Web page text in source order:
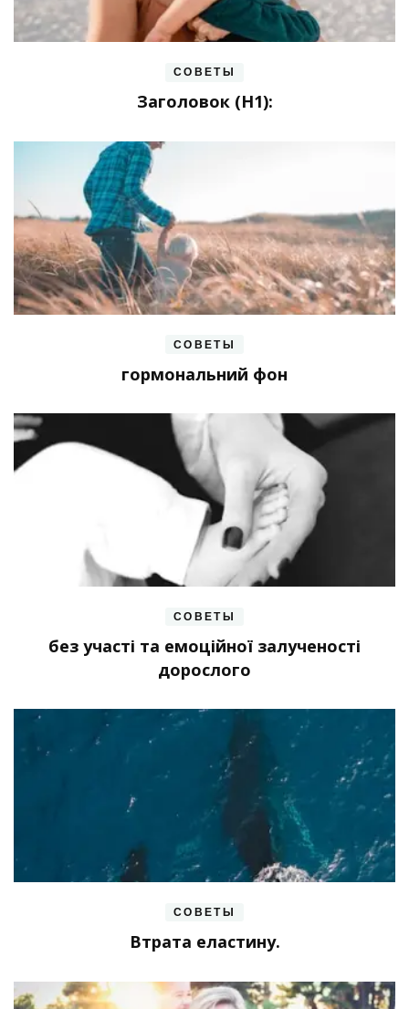
СОВЕТЫ
Заголовок (H1):
СОВЕТЫ
гормональний фон
СОВЕТЫ
без участі та емоційної залученості
дорослого
СОВЕТЫ
Втрата еластину.